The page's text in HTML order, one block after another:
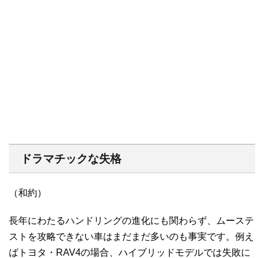
ドラマチックな失格
（和約）
長年にわたるハンドリングの進化にも関わらず、ムーステ
ストを攻略できない車はまだまだ多いのも事実です。例え
ばトヨタ・RAV4の場合、ハイブリッドモデルでは失敗に